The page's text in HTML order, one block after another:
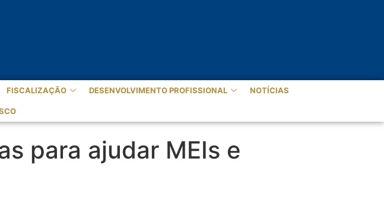
FISCALIZAÇÃO DESENVOLVIMENTO PROFISSIONAL NOTÍCIAS
para ajudar MEIs e